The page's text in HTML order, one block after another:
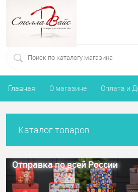
Главная О магазине Оплата и
Каталог товаров
Отправка по всей России